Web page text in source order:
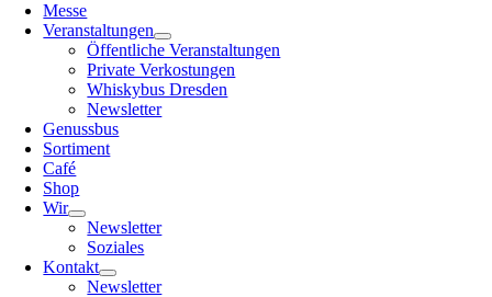
Messe
Veranstaltungen
Öffentliche Veranstaltungen
Private Verkostungen
Whiskybus Dresden
Newsletter
Genussbus
Sortiment
Café
Shop
Wir
Newsletter
Soziales
Kontakt
Newsletter